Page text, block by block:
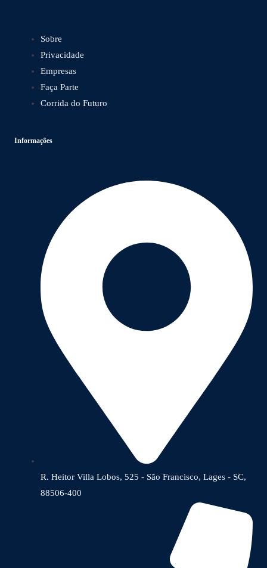
Sobre
Privacidade
Empresas
Faça Parte
Corrida do Futuro
Informações
R. Heitor Villa Lobos, 525 - São Francisco, Lages - SC,
88506-400